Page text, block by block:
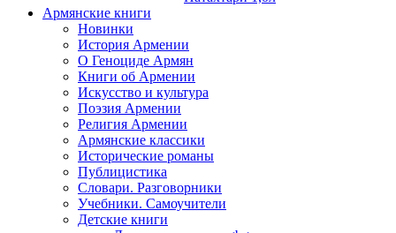
Армянские книги
Новинки
История Армении
О Геноциде Армян
Книги об Армении
Иcкусство и культура
Поэзия Армении
Религия Армении
Армянские классики
Исторические романы
Публицистика
Словари. Разговорники
Учебники. Самоучители
Детские книги